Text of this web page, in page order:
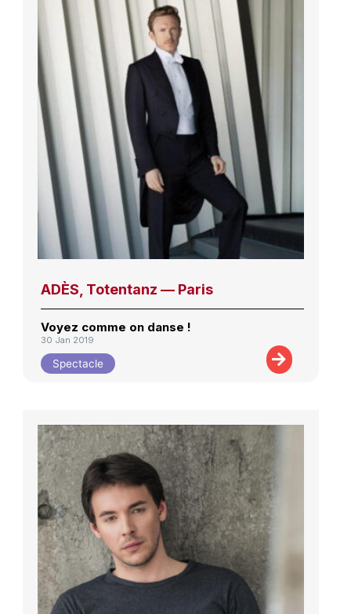
ADÈS, Totentanz — Paris
Voyez comme on danse !
30 Jan 2019
Spectacle